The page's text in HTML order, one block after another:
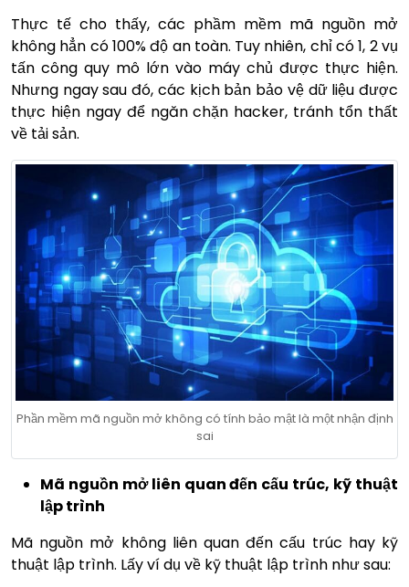
Thực tế cho thấy, các phầm mềm mã nguồn mở
không hẳn có 100% độ an toàn. Tuy nhiên, chỉ có 1, 2 vụ
tấn công quy mô lớn vào máy chủ được thực hiện.
Nhưng ngay sau đó, các kịch bản bảo vệ dữ liệu được
thực hiện ngay để ngăn chặn hacker, tránh tổn thất
về tải sản.
Phần mềm mã nguồn mở không có tính bảo mật là một nhận định
sai
Mã nguồn mở liên quan đến cấu trúc, kỹ thuật
lập trình
Mã nguồn mở không liên quan đến cấu trúc hay kỹ
thuật lập trình. Lấy ví dụ về kỹ thuật lập trình như sau: